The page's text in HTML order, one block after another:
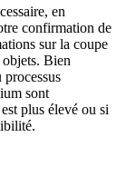
en
confirmation de
sur la coupe
Bien
processus
sont
plus élevé ou si